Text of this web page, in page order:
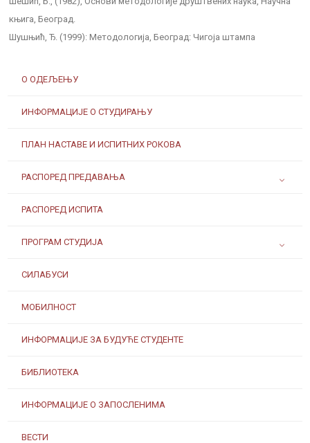
О ОДЕЉЕЊУ
ИНФОРМАЦИЈЕ О СТУДИРАЊУ
ПЛАН НАСТАВЕ И ИСПИТНИХ РОКОВА
РАСПОРЕД ПРЕДАВАЊА
РАСПОРЕД ИСПИТА
ПРОГРАМ СТУДИЈА
СИЛАБУСИ
МОБИЛНОСТ
ИНФОРМАЦИЈЕ ЗА БУДУЋЕ СТУДЕНТЕ
БИБЛИОТЕКА
ИНФОРМАЦИЈЕ О ЗАПОСЛЕНИМА
ВЕСТИ
књига, Београд.
Шушњић, Ђ. (1999): Методологија, Београд: Чигоја штампа